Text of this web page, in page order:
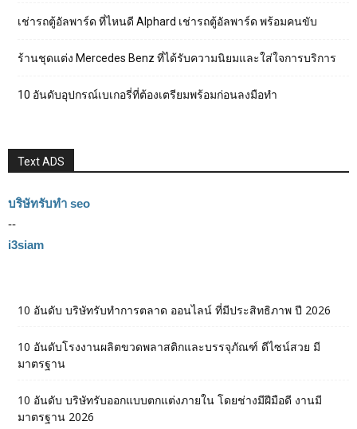
เช่ารถตู้อัลพาร์ด ที่ไหนดี Alphard เช่ารถตู้อัลพาร์ด พร้อมคนขับ
ร้านชุดแต่ง Mercedes Benz ที่ได้รับความนิยมและใส่ใจการบริการ
10 อันดับอุปกรณ์เบเกอรี่ที่ต้องเตรียมพร้อมก่อนลงมือทำ
Text ADS
บริษัทรับทำ seo
--
i3siam
10 อันดับ บริษัทรับทำการตลาด ออนไลน์ ที่มีประสิทธิภาพ ปี 2026
10 อันดับโรงงานผลิตขวดพลาสติกและบรรจุภัณฑ์ ดีไซน์สวย มี
มาตรฐาน
10 อันดับ บริษัทรับออกแบบตกแต่งภายใน โดยช่างมีฝีมือดี งานมี
มาตรฐาน 2026